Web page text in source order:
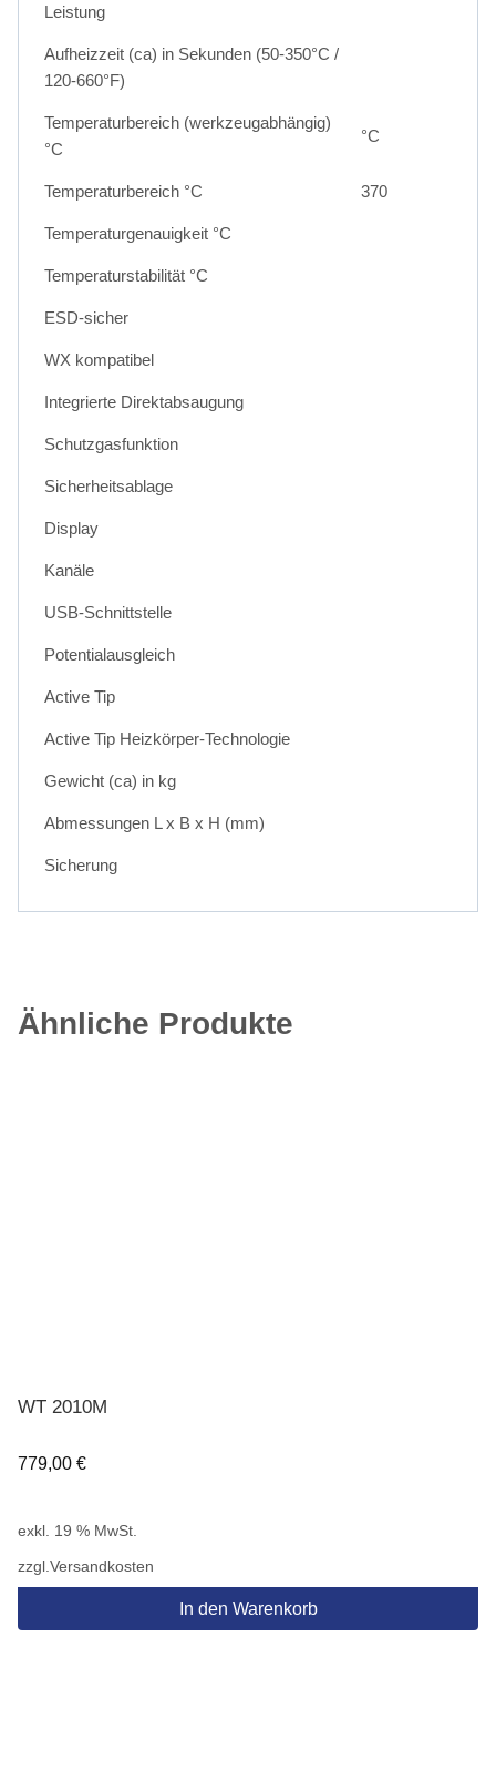
Leistung
Aufheizzeit (ca) in Sekunden (50-350°C /
120-660°F)
Temperaturbereich (werkzeugabhängig)
°C
°C
Temperaturbereich °C 370
Temperaturgenauigkeit °C
Temperaturstabilität °C
ESD-sicher
WX kompatibel
Integrierte Direktabsaugung
Schutzgasfunktion
Sicherheitsablage
Display
Kanäle
USB-Schnittstelle
Potentialausgleich
Active Tip
Active Tip Heizkörper-Technologie
Gewicht (ca) in kg
Abmessungen L x B x H (mm)
Sicherung
Ähnliche Produkte
WT 2010M
779,00 €
exkl. 19 % MwSt.
zzgl.Versandkosten
In den Warenkorb